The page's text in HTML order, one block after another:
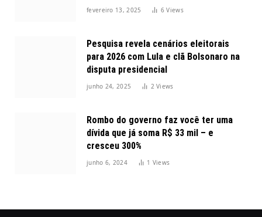
2025
fevereiro 13, 2025 6Views
Pesquisa revela cenários eleitorais
para 2026 com Lula e clã Bolsonaro na
disputa presidencial
junho 24, 2025 2Views
Rombo do governo faz você ter uma
dívida que já soma R$ 33 mil – e
cresceu 300%
junho 6, 2024 1 Views